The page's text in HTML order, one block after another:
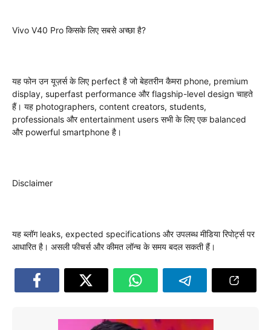
Vivo V40 Pro किसके लिए सबसे अच्छा है?
यह फोन उन यूज़र्स के लिए perfect है जो बेहतरीन कैमरा phone, premium
display, superfast performance और flagship-level design चाहते
हैं। यह photographers, content creators, students,
professionals और entertainment users सभी के लिए एक balanced
और powerful smartphone है।
Disclaimer
यह ब्लॉग leaks, expected specifications और उपलब्ध मीडिया रिपोर्ट्स पर
आधारित है। असली फीचर्स और कीमत लॉन्च के समय बदल सकती हैं।